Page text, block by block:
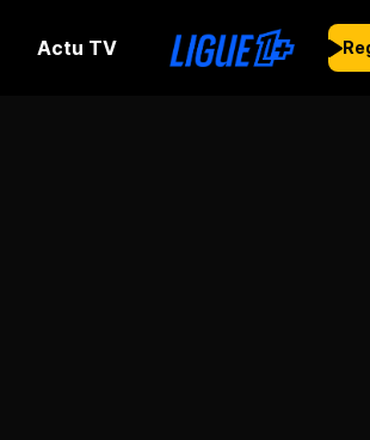
Actu TV